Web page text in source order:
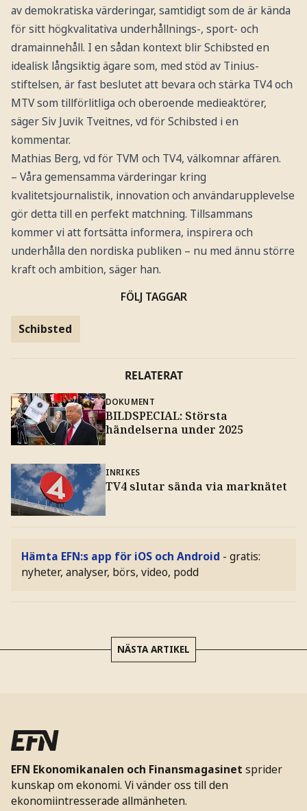
av demokratiska värderingar, samtidigt som de är kända
för sitt högkvalitativa underhållnings-, sport- och
dramainnehåll. I en sådan kontext blir Schibsted en
idealisk långsiktig ägare som, med stöd av Tinius-
stiftelsen, är fast beslutet att bevara och stärka TV4 och
MTV som tillförlitliga och oberoende medieaktörer,
säger Siv Juvik Tveitnes, vd för Schibsted i en
kommentar.
Mathias Berg, vd för TVM och TV4, välkomnar affären.
– Våra gemensamma värderingar kring
kvalitetsjournalistik, innovation och användarupplevelse
gör detta till en perfekt matchning. Tillsammans
kommer vi att fortsätta informera, inspirera och
underhålla den nordiska publiken – nu med ännu större
kraft och ambition, säger han.
FÖLJ TAGGAR
Schibsted
RELATERAT
DOKUMENT
BILDSPECIAL: Största
händelserna under 2025
INRIKES
TV4 slutar sända via marknätet
Hämta EFN:s app för iOS och Android - gratis:
nyheter, analyser, börs, video, podd
NÄSTA ARTIKEL
EFN Ekonomikanalen och Finansmagasinet sprider
kunskap om ekonomi. Vi vänder oss till den
ekonomiintresserade allmänheten.